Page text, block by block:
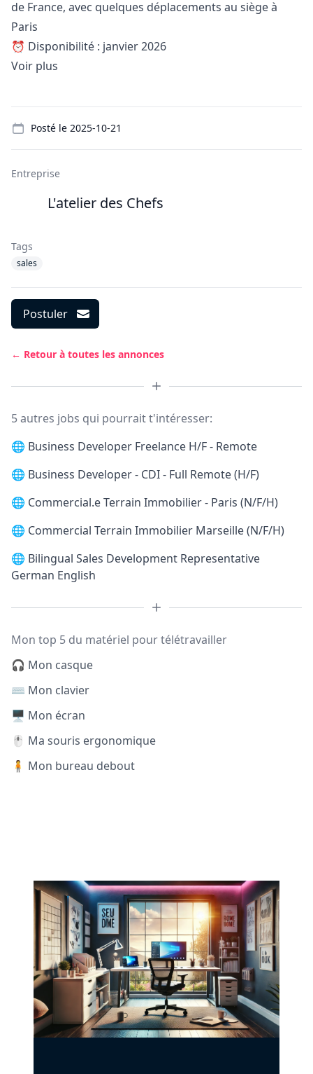
de France, avec quelques déplacements au siège à
Paris
⏰ Disponibilité : janvier 2026
Voir plus
Posté le 2025-10-21
Entreprise
L'atelier des Chefs
Tags
sales
Postuler
← Retour à toutes les annonces
5 autres jobs qui pourrait t'intéresser:
🌐 Business Developer Freelance H/F - Remote
🌐 Business Developer - CDI - Full Remote (H/F)
🌐 Commercial.e Terrain Immobilier - Paris (N/F/H)
🌐 Commercial Terrain Immobilier Marseille (N/F/H)
🌐 Bilingual Sales Development Representative
German English
Mon top 5 du matériel pour télétravailler
🎧 Mon casque
⌨️ Mon clavier
🖥️ Mon écran
🖱️ Ma souris ergonomique
🧍 Mon bureau debout